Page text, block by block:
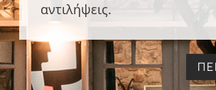
αντιλήψεις.